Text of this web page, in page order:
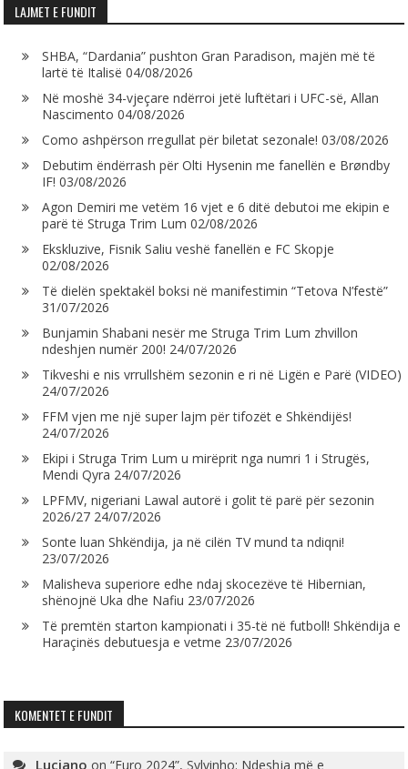
LAJMET E FUNDIT
SHBA, “Dardania” pushton Gran Paradison, majën më të
lartë të Italisë 04/08/2026
Në moshë 34-vjeçare ndërroi jetë luftëtari i UFC-së, Allan
Nascimento 04/08/2026
Como ashpërson rregullat për biletat sezonale! 03/08/2026
Debutim ëndërrash për Olti Hysenin me fanellën e Brøndby
IF! 03/08/2026
Agon Demiri me vetëm 16 vjet e 6 ditë debutoi me ekipin e
parë të Struga Trim Lum 02/08/2026
Ekskluzive, Fisnik Saliu veshë fanellën e FC Skopje
02/08/2026
Të dielën spektakël boksi në manifestimin “Tetova N’festë”
31/07/2026
Bunjamin Shabani nesër me Struga Trim Lum zhvillon
ndeshjen numër 200! 24/07/2026
Tikveshi e nis vrrullshëm sezonin e ri në Ligën e Parë (VIDEO)
24/07/2026
FFM vjen me një super lajm për tifozët e Shkëndijës!
24/07/2026
Ekipi i Struga Trim Lum u mirëprit nga numri 1 i Strugës,
Mendi Qyra 24/07/2026
LPFMV, nigeriani Lawal autorë i golit të parë për sezonin
2026/27 24/07/2026
Sonte luan Shkëndija, ja në cilën TV mund ta ndiqni!
23/07/2026
Malisheva superiore edhe ndaj skocezëve të Hibernian,
shënojnë Uka dhe Nafiu 23/07/2026
Të premtën starton kampionati i 35-të në futboll! Shkëndija e
Haraçinës debutuesja e vetme 23/07/2026
KOMENTET E FUNDIT
Luciano on“Euro 2024”, Sylvinho: Ndeshja më e